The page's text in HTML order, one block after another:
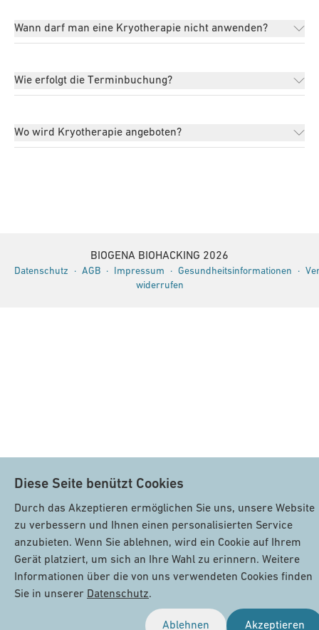
Diese Seite benützt Cookies
Durch das Akzeptieren ermöglichen Sie uns, unsere Website
zu verbessern und Ihnen einen personalisierten Service
anzubieten. Wenn Sie ablehnen, wird ein Cookie auf Ihrem
Gerät platziert, um sich an Ihre Wahl zu erinnern. Weitere
Informationen über die von uns verwendeten Cookies finden
Sie in unserer Datenschutz.
Ablehnen Akzeptieren
Wann darf man eine Kryotherapie nicht anwenden?
Wie erfolgt die Terminbuchung?
Wo wird Kryotherapie angeboten?
BIOGENA BIOHACKING 2026
Datenschutz · AGB · Impressum · Gesundheitsinformationen ·
widerrufen
Diese Seite benützt Cookies
Durch das Akzeptieren ermöglichen Sie uns, unsere Website
zu verbessern und Ihnen einen personalisierten Service
anzubieten. Wenn Sie ablehnen, wird ein Cookie auf Ihrem
Gerät platziert, um sich an Ihre Wahl zu erinnern. Weitere
Informationen über die von uns verwendeten Cookies finden
Sie in unserer Datenschutz.
Ablehnen Akzeptieren